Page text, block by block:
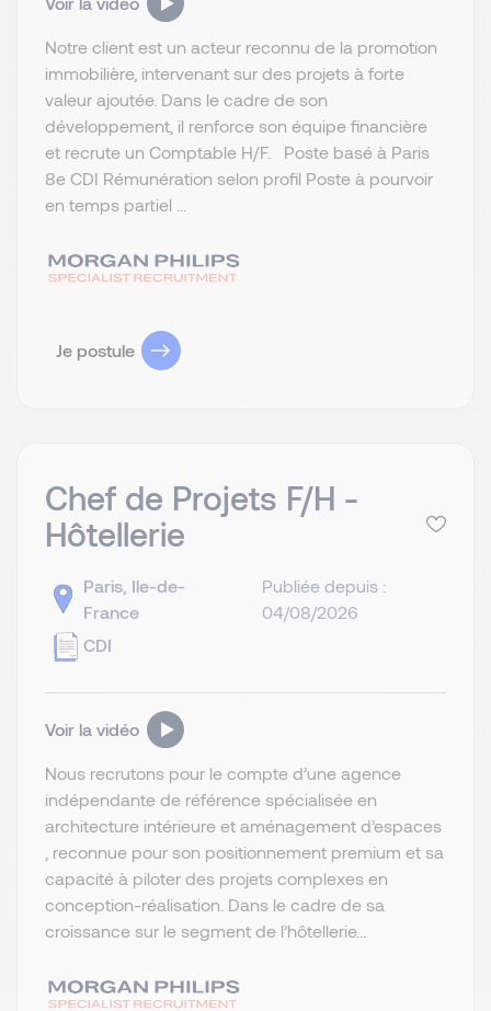
Notre client est un acteur reconnu de la promotion
immobilière, intervenant sur des projets à forte
valeur ajoutée. Dans le cadre de son
développement, il renforce son équipe financière
et recrute un Comptable H/F. Poste basé à Paris
8e CDI Rémunération selon profil Poste à pourvoir
en temps partiel ...
Je postule
Chef de Projets F/H -
Hôtellerie
Paris, Ile-de-
France
CDI
Publiée depuis :
04/08/2026
Voir la vidéo
Nous recrutons pour le compte d’une agence
indépendante de référence spécialisée en
architecture intérieure et aménagement d’espaces
, reconnue pour son positionnement premium et sa
capacité à piloter des projets complexes en
conception-réalisation. Dans le cadre de sa
croissance sur le segment de l’hôtellerie...